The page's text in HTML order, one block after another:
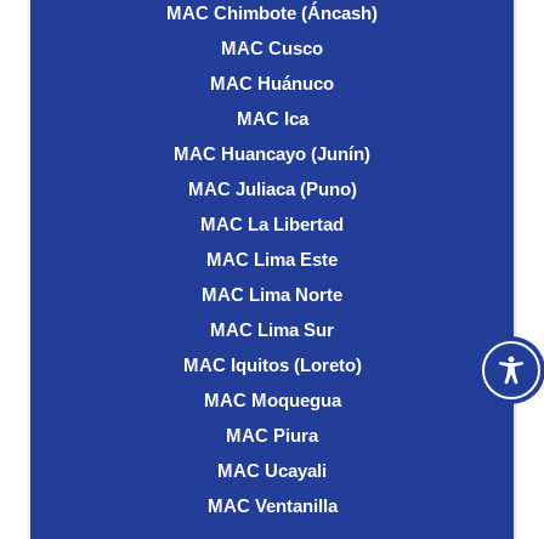
MAC Chimbote (Áncash)
MAC Cusco
MAC Huánuco
MAC Ica
MAC Huancayo (Junín)
MAC Juliaca (Puno)
MAC La Libertad
MAC Lima Este
MAC Lima Norte
MAC Lima Sur
MAC Iquitos (Loreto)
MAC Moquegua
MAC Piura
MAC Ucayali
MAC Ventanilla